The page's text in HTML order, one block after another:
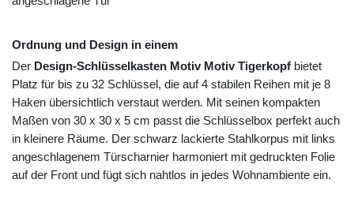
Ordnung und Design in einem
Der Design-Schlüsselkasten Motiv Motiv Tigerkopf bietet
Platz für bis zu 32 Schlüssel, die auf 4 stabilen Reihen mit je 8
Haken übersichtlich verstaut werden. Mit seinen kompakten
Maßen von 30 x 30 x 5 cm passt die Schlüsselbox perfekt auch
in kleinere Räume. Der schwarz lackierte Stahlkorpus mit links
angeschlagenem Türscharnier harmoniert mit gedruckten Folie
auf der Front und fügt sich nahtlos in jedes Wohnambiente ein.